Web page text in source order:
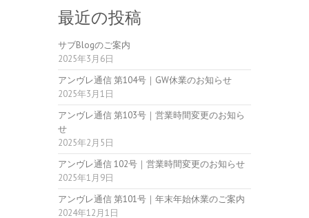
最近の投稿
サブBlogのご案内
2025年3月6日
アンヴレ通信 第104号｜GW休業のお知らせ
2025年3月1日
アンヴレ通信 第103号｜営業時間変更のお知ら
せ
2025年2月5日
アンヴレ通信 102号｜営業時間変更のお知らせ
2025年1月9日
アンヴレ通信 第101号｜年末年始休業のご案内
2024年12月1日